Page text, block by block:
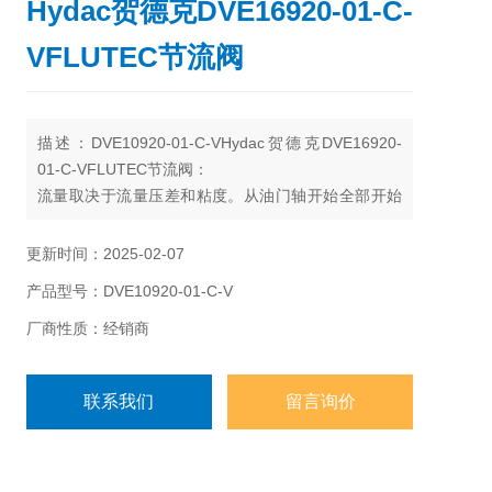
Hydac贺德克DVE16920-01-C-
VFLUTEC节流阀
描述：DVE10920-01-C-VHydac贺德克DVE16920-
01-C-VFLUTEC节流阀：
流量取决于流量压差和粘度。从油门轴开始全部开始
的转动。 流程是双向控制。 规模和控制台顶部的彩色
更新时间：2025-02-07
产品型号：DVE10920-01-C-V
厂商性质：经销商
联系我们 留言询价